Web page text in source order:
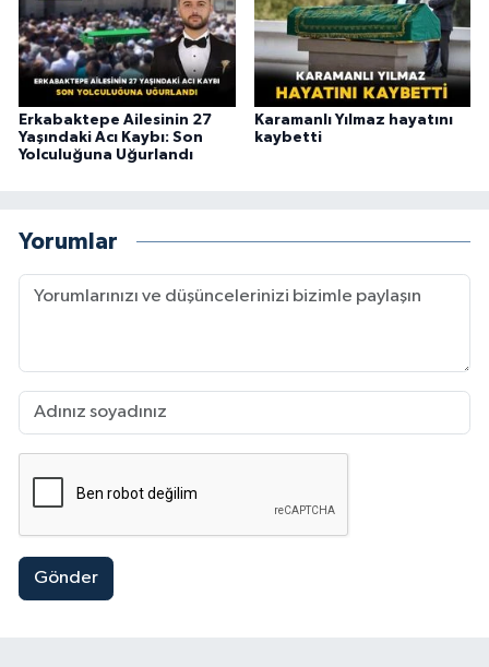
Erkabaktepe Ailesinin 27
Yaşındaki Acı Kaybı: Son
Yolculuğuna Uğurlandı
Karamanlı Yılmaz hayatını
kaybetti
Yorumlar
Gönder